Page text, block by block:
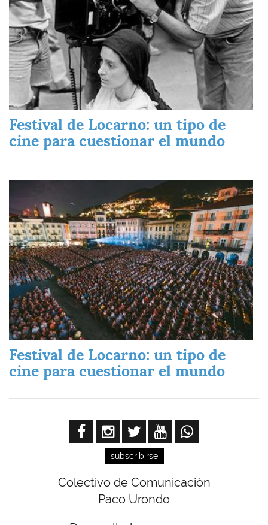
Festival de Locarno: un tipo de
cine para cuestionar el mundo
Festival de Locarno: un tipo de
cine para cuestionar el mundo
subscribirse
Colectivo de Comunicación
Paco Urondo